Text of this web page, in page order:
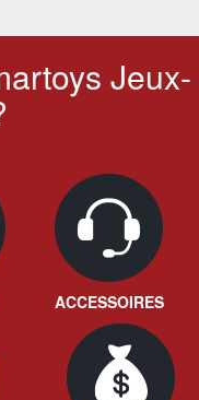
Jeux-
ACCESSOIRES